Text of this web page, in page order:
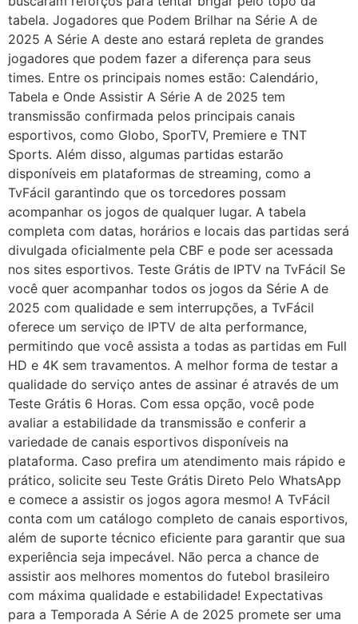
tabela. Jogadores que Podem Brilhar na Série A de
2025 A Série A deste ano estará repleta de grandes
jogadores que podem fazer a diferença para seus
times. Entre os principais nomes estão: Calendário,
Tabela e Onde Assistir A Série A de 2025 tem
transmissão confirmada pelos principais canais
esportivos, como Globo, SporTV, Premiere e TNT
Sports. Além disso, algumas partidas estarão
disponíveis em plataformas de streaming, como a
TvFácil garantindo que os torcedores possam
acompanhar os jogos de qualquer lugar. A tabela
completa com datas, horários e locais das partidas será
divulgada oficialmente pela CBF e pode ser acessada
nos sites esportivos. Teste Grátis de IPTV na TvFácil Se
você quer acompanhar todos os jogos da Série A de
2025 com qualidade e sem interrupções, a TvFácil
oferece um serviço de IPTV de alta performance,
permitindo que você assista a todas as partidas em Full
HD e 4K sem travamentos. A melhor forma de testar a
qualidade do serviço antes de assinar é através de um
Teste Grátis 6 Horas. Com essa opção, você pode
avaliar a estabilidade da transmissão e conferir a
variedade de canais esportivos disponíveis na
plataforma. Caso prefira um atendimento mais rápido e
prático, solicite seu Teste Grátis Direto Pelo WhatsApp
e comece a assistir os jogos agora mesmo! A TvFácil
conta com um catálogo completo de canais esportivos,
além de suporte técnico eficiente para garantir que sua
experiência seja impecável. Não perca a chance de
assistir aos melhores momentos do futebol brasileiro
com máxima qualidade e estabilidade! Expectativas
para a Temporada A Série A de 2025 promete ser uma